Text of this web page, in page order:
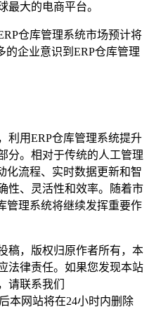
最大的电商平台。
仓库管理系统市场预计将
的企业意识到ERP仓库管理
利用ERP仓库管理系统提升
分。相对于传统的人工管理
化流程、实时数据更新和智
性、灵活性和效率。随着市
管理系统将继续发挥重要作
稿，版权归原作者所有，本
法律责任。如果您发现本站
请联系我们
本网站将在24小时内删除